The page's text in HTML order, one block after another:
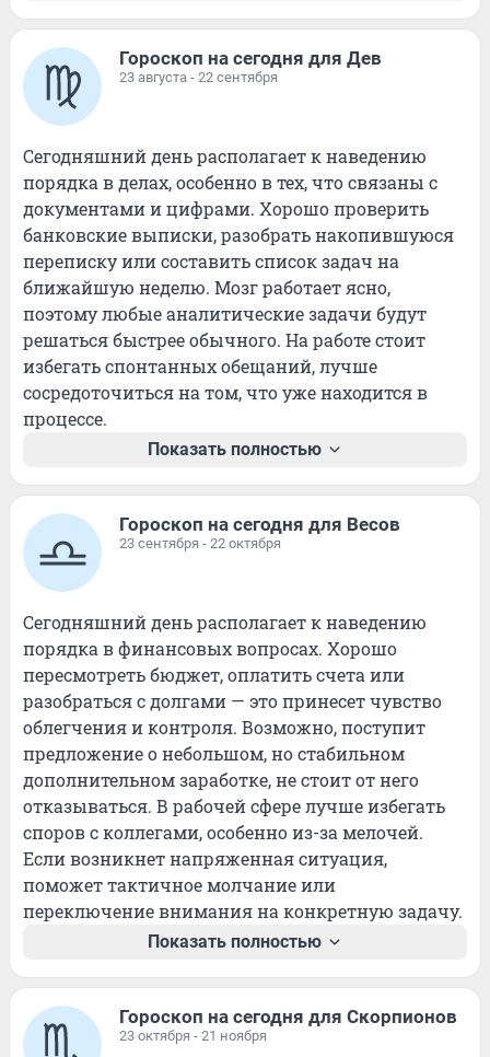
Гороскоп на сегодня для Дев
23 августа - 22 сентября
Сегодняшний день располагает к наведению
порядка в делах, особенно в тех, что связаны с
документами и цифрами. Хорошо проверить
банковские выписки, разобрать накопившуюся
переписку или составить список задач на
ближайшую неделю. Мозг работает ясно,
поэтому любые аналитические задачи будут
решаться быстрее обычного. На работе стоит
избегать спонтанных обещаний, лучше
сосредоточиться на том, что уже находится в
процессе.
Показать полностью
Гороскоп на сегодня для Весов
23 сентября - 22 октября
Сегодняшний день располагает к наведению
порядка в финансовых вопросах. Хорошо
пересмотреть бюджет, оплатить счета или
разобраться с долгами — это принесет чувство
облегчения и контроля. Возможно, поступит
предложение о небольшом, но стабильном
дополнительном заработке, не стоит от него
отказываться. В рабочей сфере лучше избегать
споров с коллегами, особенно из-за мелочей.
Если возникнет напряженная ситуация,
поможет тактичное молчание или
переключение внимания на конкретную задачу.
Показать полностью
Гороскоп на сегодня для Скорпионов
23 октября - 21 ноября